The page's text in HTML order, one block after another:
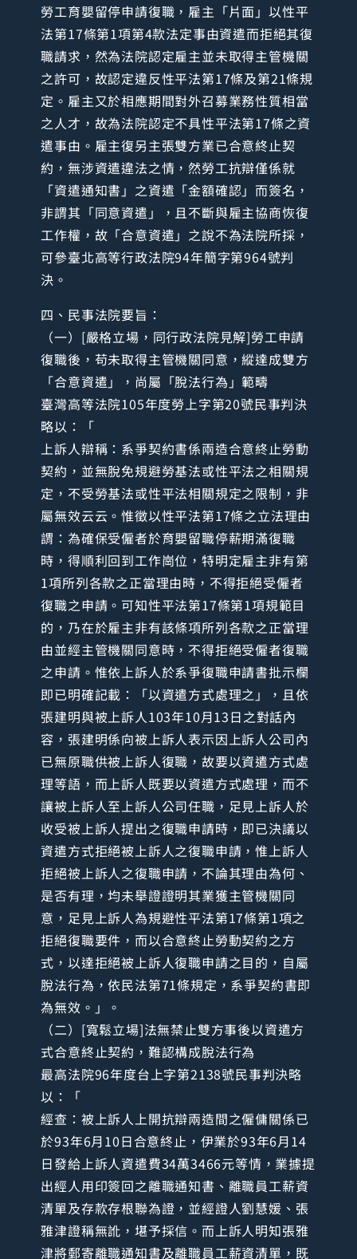
勞工育嬰留停申請復職，雇主「片面」以性平
法第17條第1項第4款法定事由資遣而拒絕其復
職請求，然為法院認定雇主並未取得主管機關
之許可，故認定違反性平法第17條及第21條規
定。雇主又於相應期間對外召募業務性質相當
之人才，故為法院認定不具性平法第17條之資
遣事由。雇主復另主張雙方業已合意終止契
約，無涉資遣違法之情，然勞工抗辯僅係就
「資遣通知書」之資遣「金額確認」而簽名，
非謂其「同意資遣」，且不斷與雇主協商恢復
工作權，故「合意資遣」之說不為法院所採，
可參臺北高等行政法院94年簡字第964號判
決。
四、民事法院要旨：
（一）[嚴格立場，同行政法院見解]勞工申請
復職後，苟未取得主管機關同意，縱達成雙方
「合意資遣」，尚屬「脫法行為」範疇
臺灣高等法院105年度勞上字第20號民事判決
略以：「
上訴人辯稱：系爭契約書係兩造合意終止勞動
契約，並無脫免規避勞基法或性平法之相關規
定，不受勞基法或性平法相關規定之限制，非
屬無效云云。惟徵以性平法第17條之立法理由
謂：為確保受僱者於育嬰留職停薪期滿復職
時，得順利回到工作崗位，特明定雇主非有第
1項所列各款之正當理由時，不得拒絕受僱者
復職之申請。可知性平法第17條第1項規範目
的，乃在於雇主非有該條項所列各款之正當理
由並經主管機關同意時，不得拒絕受僱者復職
之申請。惟依上訴人於系爭復職申請書批示欄
即已明確記載：「以資遣方式處理之」，且依
張建明與被上訴人103年10月13日之對話內
容，張建明係向被上訴人表示因上訴人公司內
已無原職供被上訴人復職，故要以資遣方式處
理等語，而上訴人既要以資遣方式處理，而不
讓被上訴人至上訴人公司任職，足見上訴人於
收受被上訴人提出之復職申請時，即已決議以
資遣方式拒絕被上訴人之復職申請，惟上訴人
拒絕被上訴人之復職申請，不論其理由為何、
是否有理，均未舉證證明其業獲主管機關同
意，足見上訴人為規避性平法第17條第1項之
拒絕復職要件，而以合意終止勞動契約之方
式，以達拒絕被上訴人復職申請之目的，自屬
脫法行為，依民法第71條規定，系爭契約書即
為無效。」。
（二）[寬鬆立場]法無禁止雙方事後以資遣方
式合意終止契約，難認構成脫法行為
最高法院96年度台上字第2138號民事判決略
以：「
經查：被上訴人上開抗辯兩造間之僱傭關係已
於93年6月10日合意終止，伊業於93年6月14
日發給上訴人資遣費34萬3466元等情，業據提
出經人用印簽回之離職通知書、離職員工薪資
清單及存款存根聯為證，並經證人劉慧媛、張
雅津證稱無訛，堪予採信。而上訴人明知張雅
津將郵寄離職通知書及離職員工薪資清單，既